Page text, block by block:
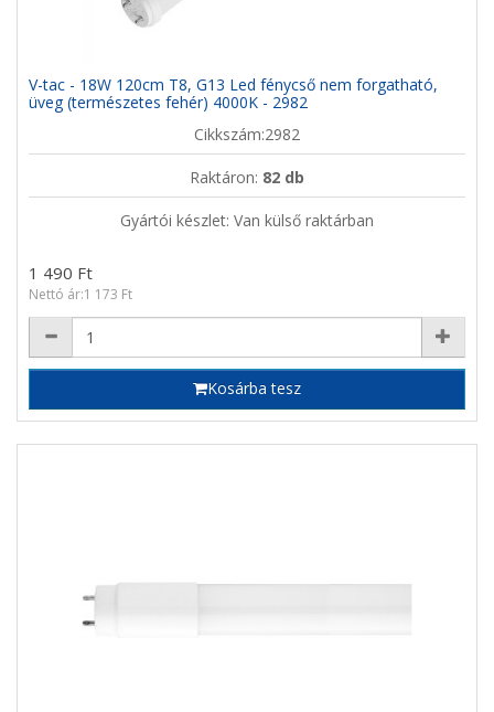
V-tac - 18W 120cm T8, G13 Led fénycső nem forgatható,
üveg (természetes fehér) 4000K - 2982
Cikkszám:2982
Raktáron: 82 db
Gyártói készlet: Van külső raktárban
1 490 Ft
Nettó ár:1 173 Ft
Kosárba tesz